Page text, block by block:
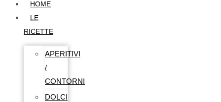
HOME
LE
RICETTE
APERITIVI
/
CONTORNI
DOLCI